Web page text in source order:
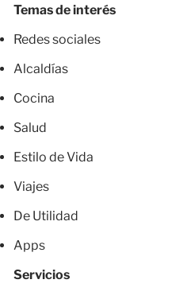
Temas de interés
Redes sociales
Alcaldías
Cocina
Salud
Estilo de Vida
Viajes
De Utilidad
Apps
Servicios